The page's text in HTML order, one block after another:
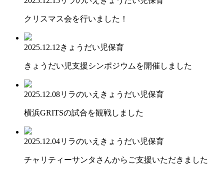
クリスマス会を行いました！
2025.12.12きょうだい児保育
きょうだい児支援シンポジウムを開催しました
2025.12.08リラのいえ きょうだい児保育
横浜GRITSの試合を観戦しました
2025.12.04リラのいえ きょうだい児保育
チャリティーサンタさんからご支援いただきました